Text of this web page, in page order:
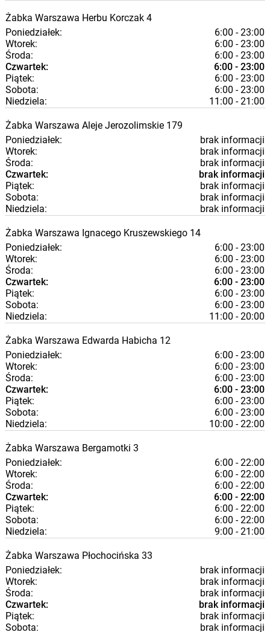
Żabka Warszawa Herbu Korczak 4
Poniedziałek:
6:00 - 23:00
Wtorek:
6:00 - 23:00
Środa:
6:00 - 23:00
Czwartek:
6:00 - 23:00
Piątek:
6:00 - 23:00
Sobota:
6:00 - 23:00
Niedziela:
11:00 - 21:00
Żabka Warszawa Aleje Jerozolimskie 179
Poniedziałek:
brak informacji
Wtorek:
brak informacji
Środa:
brak informacji
Czwartek:
brak informacji
Piątek:
brak informacji
Sobota:
brak informacji
Niedziela:
brak informacji
Żabka Warszawa Ignacego Kruszewskiego 14
Poniedziałek:
6:00 - 23:00
Wtorek:
6:00 - 23:00
Środa:
6:00 - 23:00
Czwartek:
6:00 - 23:00
Piątek:
6:00 - 23:00
Sobota:
6:00 - 23:00
Niedziela:
11:00 - 20:00
Żabka Warszawa Edwarda Habicha 12
Poniedziałek:
6:00 - 23:00
Wtorek:
6:00 - 23:00
Środa:
6:00 - 23:00
Czwartek:
6:00 - 23:00
Piątek:
6:00 - 23:00
Sobota:
6:00 - 23:00
Niedziela:
10:00 - 22:00
Żabka Warszawa Bergamotki 3
Poniedziałek:
6:00 - 22:00
Wtorek:
6:00 - 22:00
Środa:
6:00 - 22:00
Czwartek:
6:00 - 22:00
Piątek:
6:00 - 22:00
Sobota:
6:00 - 22:00
Niedziela:
9:00 - 21:00
Żabka Warszawa Płochocińska 33
Poniedziałek:
brak informacji
Wtorek:
brak informacji
Środa:
brak informacji
Czwartek:
brak informacji
Piątek:
brak informacji
Sobota:
brak informacji